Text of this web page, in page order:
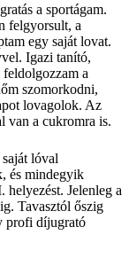
a sportágam.
felgyorsult, a
egy saját lovat.
Igazi tanító,
a
szomorkodni,
lovagolok. Az
van a cukromra is.
lóval
és mindegyik
Jelenleg a
Tavasztól őszig
profi díjugrató